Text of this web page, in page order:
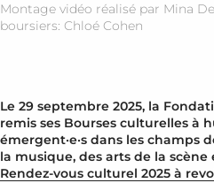
Montage vidéo réalisé par Mina
boursiers: Chloé Cohen
Le 29 septembre 2025, la
remis ses Bourses culturelles à
émergent·e·s dans les champs
la musique, des arts de la
Rendez-vous culturel 2025 à